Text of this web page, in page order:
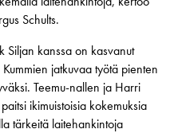
Schults.
Siljan kanssa on kasvanut
jatkuvaa työtä pienten
Teemu-nallen ja Harri
ikimuistoisia kokemuksia
tärkeitä laitehankintoja